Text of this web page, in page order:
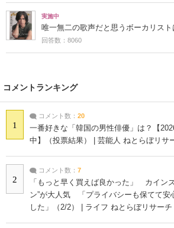
実施中
唯一無二の歌声だと思うボーカリスト
回答数：8060
コメントランキング
1
コメント数： 20
一番好きな「韓国の男性俳優」は？【
中】（投票結果） | 芸能人 ねとらぼリサ
2
コメント数： 7
「もっと早く買えば良かった」 カイン
ン”が大人気 「プライバシーも保てて安
した」（2/2） | ライフ ねとらぼリサーチ